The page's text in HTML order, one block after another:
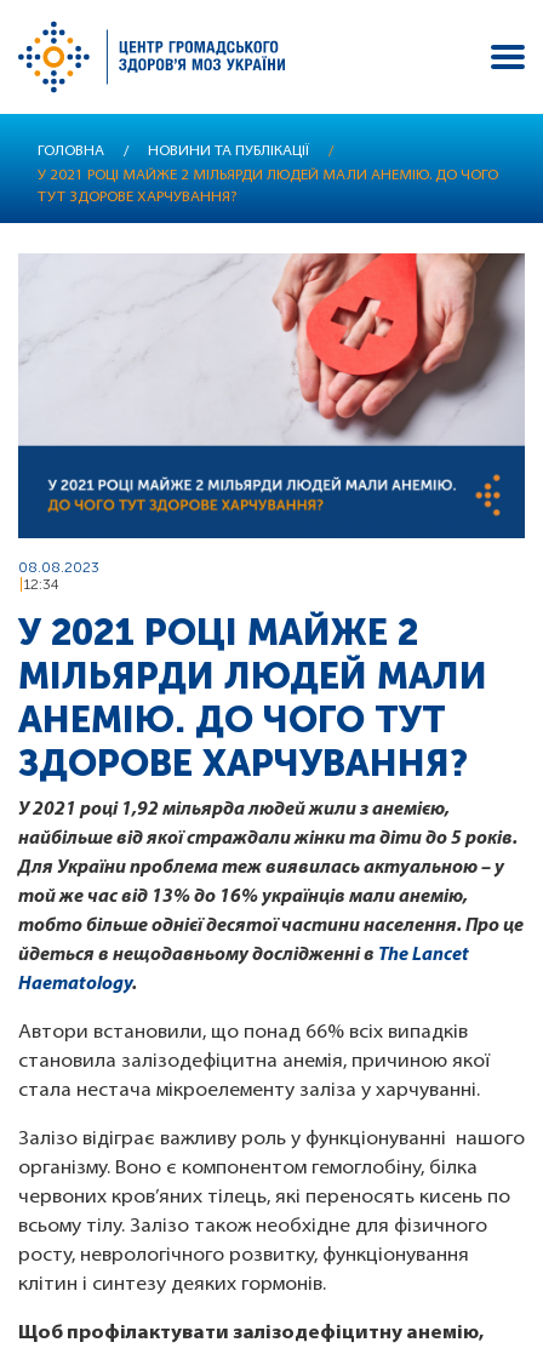
ГОЛОВНА / НОВИНИ ТА ПУБЛІКАЦІЇ
/
У 2021 РОЦІ МАЙЖЕ 2 МІЛЬЯРДИ ЛЮДЕЙ МАЛИ АНЕМІЮ. ДО ЧОГО
ТУТ ЗДОРОВЕ ХАРЧУВАННЯ?
08.08.2023
12:34
У 2021 РОЦІ МАЙЖЕ 2
МІЛЬЯРДИ ЛЮДЕЙ МАЛИ
АНЕМІЮ. ДО ЧОГО ТУТ
ЗДОРОВЕ ХАРЧУВАННЯ?
У 2021 році 1,92 мільярда людей жили з анемією,
найбільше від якої страждали жінки та діти до 5 років.
Для України проблема теж виявилась актуальною – у
той же час від 13% до 16% українців мали анемію,
тобто більше однієї десятої частини населення. Про це
йдеться в нещодавньому дослідженні в The Lancet
Haematology.
Автори встановили, що понад 66% всіх випадків
становила залізодефіцитна анемія, причиною якої
стала нестача мікроелементу заліза у харчуванні.
Залізо відіграє важливу роль у функціонуванні нашого
організму. Воно є компонентом гемоглобіну, білка
червоних кров’яних тілець, які переносять кисень по
всьому тілу. Залізо також необхідне для фізичного
росту, неврологічного розвитку, функціонування
клітин і синтезу деяких гормонів.
Щоб профілактувати залізодефіцитну анемію,